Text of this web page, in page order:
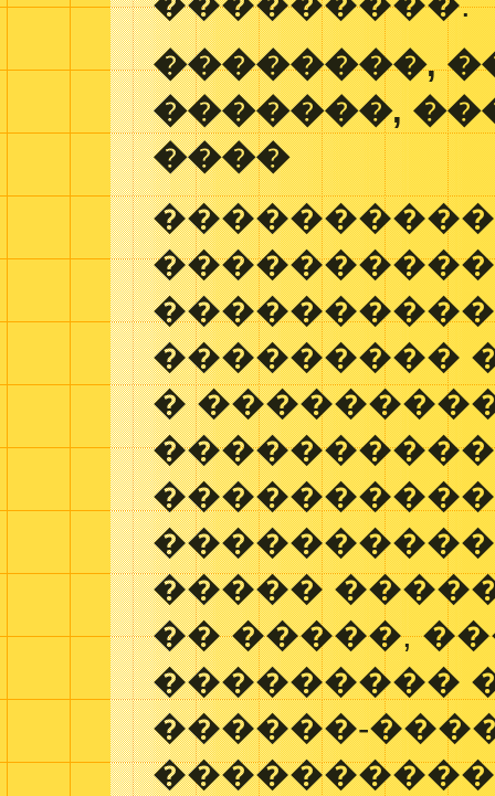
��������,
�������,
����
���������
�
�����
�� �����,
���������
������-